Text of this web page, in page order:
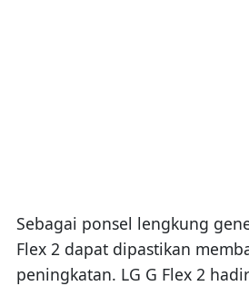
Sebagai ponsel lengkung
Flex 2 dapat dipastikan
peningkatan. LG G Flex 2